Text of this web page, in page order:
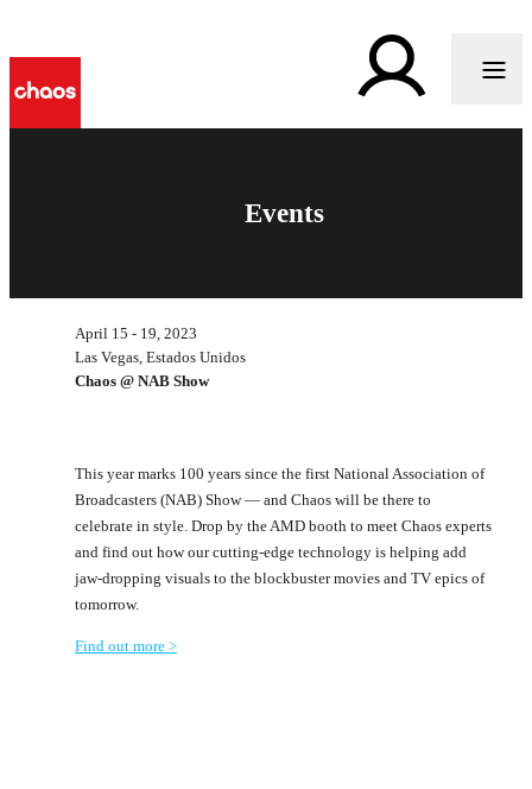
Events
April 15 - 19, 2023
Las Vegas, Estados Unidos
Chaos @ NAB Show
This year marks 100 years since the first National Association of
Broadcasters (NAB) Show — and Chaos will be there to
celebrate in style. Drop by the AMD booth to meet Chaos experts
and find out how our cutting-edge technology is helping add
jaw-dropping visuals to the blockbuster movies and TV epics of
tomorrow.
Find out more >